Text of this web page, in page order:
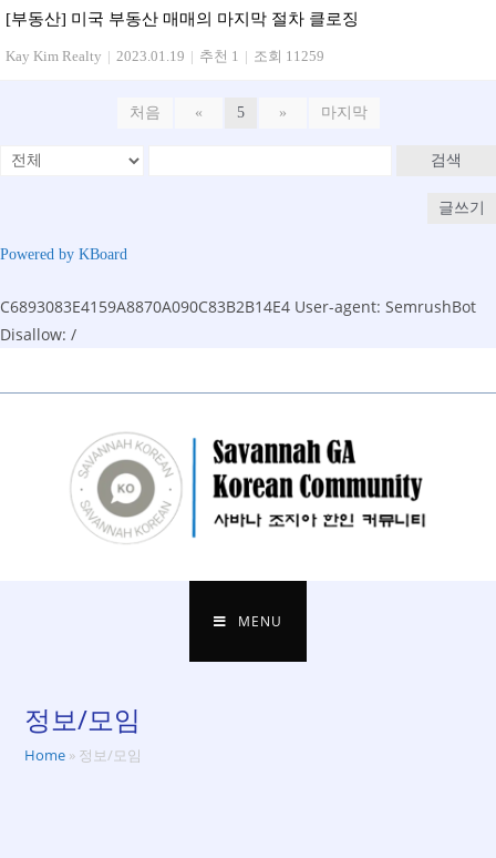
[부동산] 미국 부동산 매매의 마지막 절차 클로징
Kay Kim Realty | 2023.01.19 | 추천 1 | 조회 11259
처음 « 5 » 마지막
검색
글쓰기
Powered by KBoard
C6893083E4159A8870A090C83B2B14E4 User-agent: SemrushBot
Disallow: /
to
MENU
정보/모임
Home » 정보/모임